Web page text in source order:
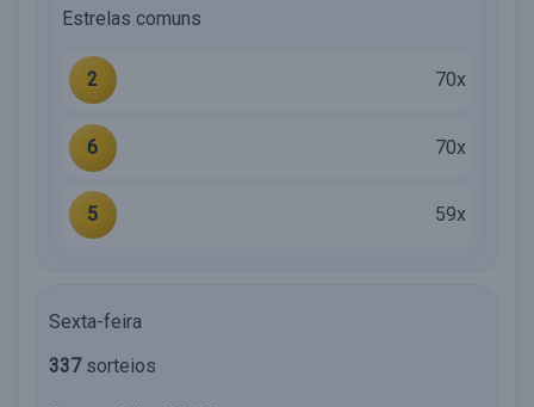
Estrelas comuns
2 70x
6 70x
5 59x
Sexta-feira
337sorteios